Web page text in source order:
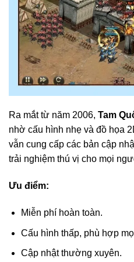
Ra mắt từ năm 2006, Tam
nhờ cấu hình nhẹ và đồ họa
vẫn cung cấp các bản cập
trải nghiệm thú vị cho mọi
Ưu điểm:
Miễn phí hoàn toàn.
Cấu hình thấp, phù hợp
Cập nhật thường xuyên.